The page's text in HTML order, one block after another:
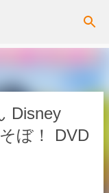
に移動
Disney
ぼ！ DVD